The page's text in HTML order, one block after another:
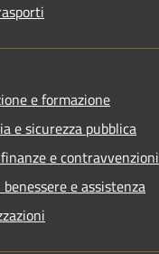
e formazione
e sicurezza pubblica
e contravvenzioni
e assistenza